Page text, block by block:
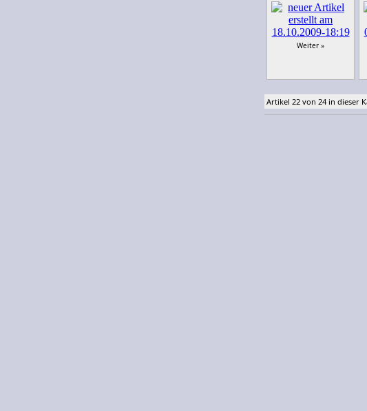
Weiter »
Artikel 22 von 24 in dieser